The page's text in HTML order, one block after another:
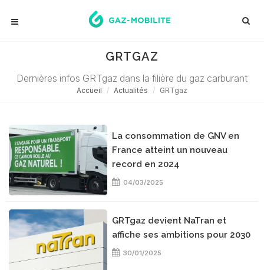
GRTGAZ
Dernières infos GRTgaz dans la filière du gaz carburant
Accueil Actualités GRTgaz
La consommation de GNV en
France atteint un nouveau
record en 2024
04/03/2025
GRTgaz devient NaTran et
affiche ses ambitions pour 2030
30/01/2025